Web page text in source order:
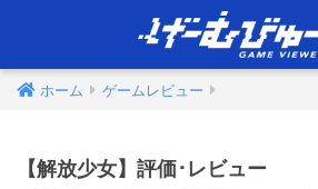
ホーム ゲームレビュー
【解放少女】評価･レビュー